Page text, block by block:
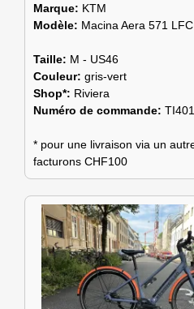
Marque: KTM
Modèle: Macina Aera 571
Taille: M - US46
Couleur: gris-vert
Shop*: Riviera
Numéro de commande:
* pour une livraison via un
facturons CHF100